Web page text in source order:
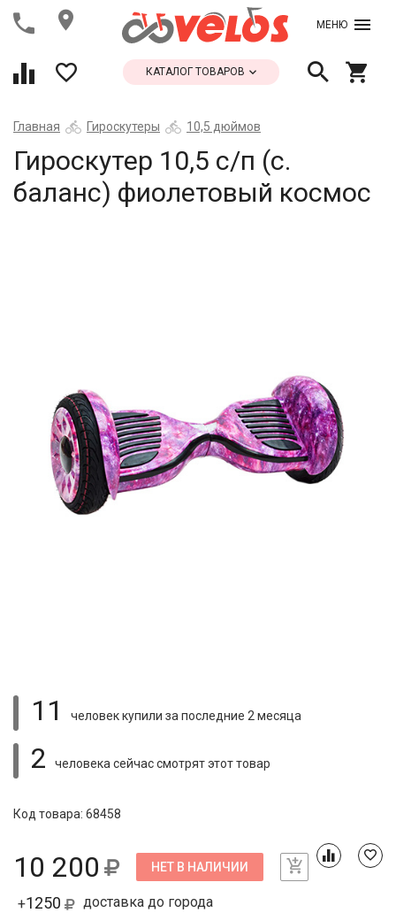
МЕНЮ
КАТАЛОГ ТОВАРОВ
Главная Гироскутеры 10,5 дюймов
Гироскутер 10,5 с/п (с.
баланс) фиолетовый космос
11 человек купили за последние 2 месяца
2 человека сейчас смотрятэтот товар
Код товара: 68458
10 200 НЕТ В НАЛИЧИИ
+1250
доставка до города